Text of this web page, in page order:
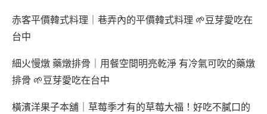
赤客平價韓式料理｜巷弄內的平價韓式料理 🌱豆芽愛吃在
台中
細火慢燉 藥燉排骨｜用餐空間明亮乾淨 有冷氣可吹的藥燉
排骨 🌱豆芽愛吃在台中
橫濱洋果子本舖｜草莓季才有的草莓大福！好吃不膩口的